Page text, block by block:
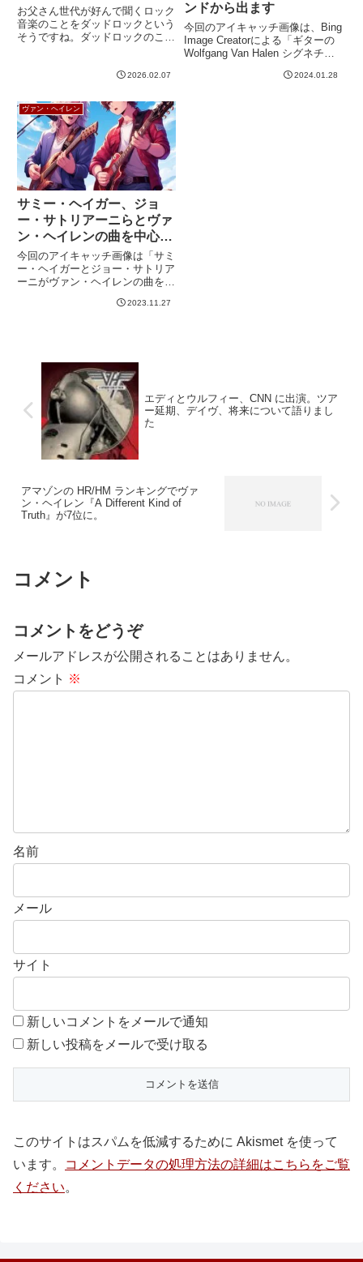
お父さん世代が好んで聞くロック
音楽のことをダッドロックという
そうですね。ダッドロックのこと
Dad Rock Bands by Stateアメリ
2026.02.07
ンドから出ます
今回のアイキャッチ画像は、Bing
Image Creatorによる「ギターの
Wolfgang Van Halen シグネチャ
絵。」です。塗装がゴッホ風にな
2024.01.28
ヴァン・ヘイレン
サミー・ヘイガー、ジョ
ー・サトリアーニらとヴァ
ン・ヘイレンの曲を中心に
したツアーを開催へ
今回のアイキャッチ画像は「サミ
ー・ヘイガーとジョー・サトリア
ーニがヴァン・ヘイレンの曲を中
子。晴れた日。野外ステージ。ア
2023.11.27
エディとウルフィー、CNN に出演。ツア
ー延期、デイヴ、将来について語りまし
た
アマゾンの HR/HM ランキングでヴァ
ン・ヘイレン『A Different Kind of
Truth』が7位に。
コメント
コメントをどうぞ
メールアドレスが公開されることはありません。
コメント ※
名前
メール
サイト
新しいコメントをメールで通知
新しい投稿をメールで受け取る
このサイトはスパムを低減するために Akismet を使って
います。
コメントデータの処理方法の詳細はこちらをご覧
ください。